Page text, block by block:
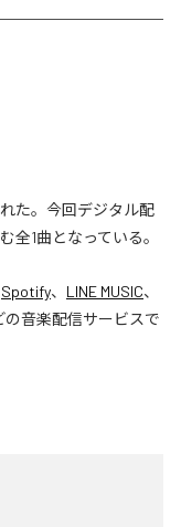
た。今回デジタル配
全1曲となっている。
Spotify、 LINE MUSIC、
の音楽配信サービスで